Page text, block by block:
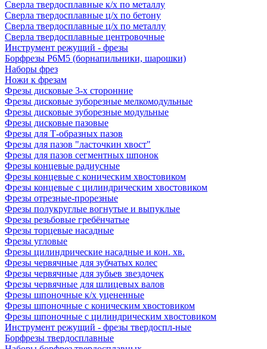
Сверла твердосплавные к/х по металлу
Сверла твердосплавные ц/х по бетону
Сверла твердосплавные ц/х по металлу
Сверла твердосплавные центровочные
Инструмент режущий - фрезы
Борфрезы Р6М5 (борнапильники, шарошки)
Наборы фрез
Ножи к фрезам
Фрезы дисковые 3-х сторонние
Фрезы дисковые зуборезные мелкомодульные
Фрезы дисковые зуборезные модульные
Фрезы дисковые пазовые
Фрезы для Т-образных пазов
Фрезы для пазов "ласточкин хвост"
Фрезы для пазов сегментных шпонок
Фрезы концевые радиусные
Фрезы концевые с коническим хвостовиком
Фрезы концевые с цилиндрическим хвостовиком
Фрезы отрезные-прорезные
Фрезы полукруглые вогнутые и выпуклые
Фрезы резьбовые гребёнчатые
Фрезы торцевые насадные
Фрезы угловые
Фрезы цилиндрические насадные и кон. хв.
Фрезы червячные для зубчатых колес
Фрезы червячные для зубьев звездочек
Фрезы червячные для шлицевых валов
Фрезы шпоночные к/х уцененные
Фрезы шпоночные с коническим хвостовиком
Фрезы шпоночные с цилиндрическим хвостовиком
Инструмент режущий - фрезы твердоспл-ные
Борфрезы твердосплавные